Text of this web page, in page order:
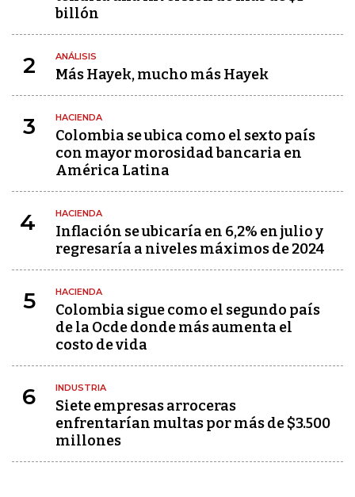
billón
2 ANÁLISIS
Más Hayek, mucho más Hayek
3 HACIENDA
Colombia se ubica como el sexto país
con mayor morosidad bancaria en
América Latina
4 HACIENDA
Inflación se ubicaría en 6,2% en julio y
regresaría a niveles máximos de 2024
5 HACIENDA
Colombia sigue como el segundo país
de la Ocde donde más aumenta el
costo de vida
6 INDUSTRIA
Siete empresas arroceras
enfrentarían multas por más de $3.500
millones